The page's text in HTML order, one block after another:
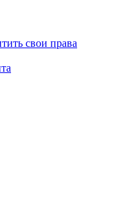
свои права